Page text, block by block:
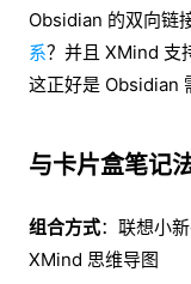
Obsidian 的双向链
系？并且 XMind 支
这正好是 Obsidian
与卡片盒笔记
组合方式：联想小
XMind 思维导图